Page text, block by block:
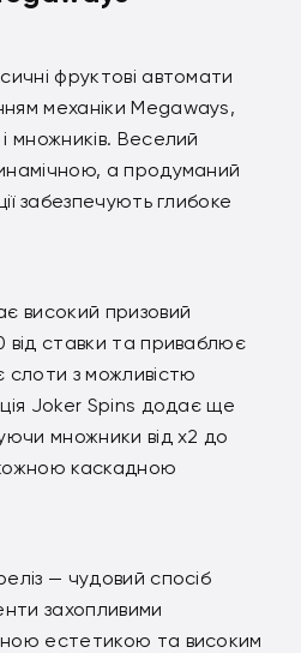
фруктові автомати
механіки Megaways,
множників. Веселий
а продуманий
забезпечують глибоке
високий призовий
ставки та приваблює
слоти з можливістю
Joker Spins додає ще
множники від x2 до
кожною каскадною
— чудовий спосіб
захопливими
естетикою та високим